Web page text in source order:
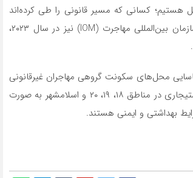
هستیم؛ کسانی که مسیر قانونی را طی کرده‌اند
مورد حمایت ما هستند اما با مهاجران غیرمجاز برخورد خواهد شد.» سازمان بین‌المللی مهاجرت (IOM) نیز در سال ۲۰۲۳،
محل‌های سکونت گروهی مهاجران غیرقانونی
آغاز شده است.» بر اساس آمار شهرداری تهران، بیش از ۳۵ هزار خانه استیجاری در مناطق ۱۸، ۱۹، ۲۰ و اسلامشهر به صورت
بهداشتی و ایمنی هستند.